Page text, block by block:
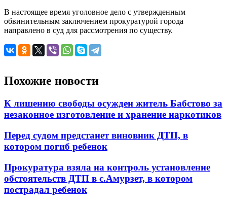
В настоящее время уголовное дело с утвержденным
обвинительным заключением прокуратурой города
направлено в суд для рассмотрения по существу.
Похожие новости
К лишению свободы осужден житель Бабстово за
незаконное изготовление и хранение наркотиков
Перед судом предстанет виновник ДТП, в
котором погиб ребенок
Прокуратура взяла на контроль установление
обстоятельств ДТП в с.Амурзет, в котором
пострадал ребенок